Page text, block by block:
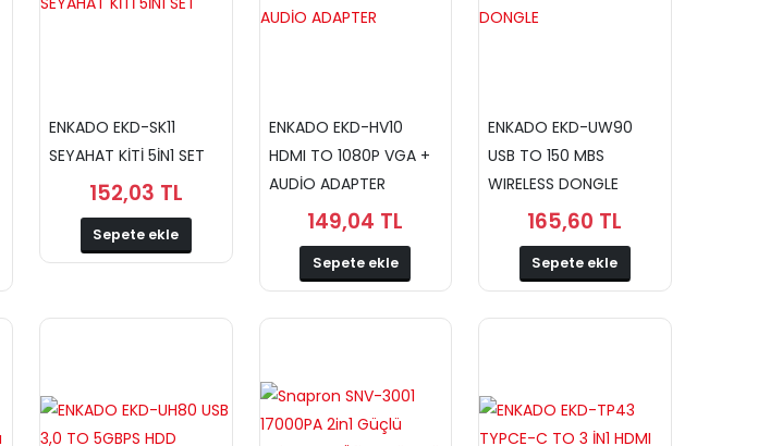
ENKADO EKD-SK11
SEYAHAT KİTİ 5İN1 SET
152,03 TL
Sepete ekle
ENKADO EKD-HV10
HDMI TO 1080P VGA +
AUDİO ADAPTER
149,04 TL
Sepete ekle
ENKADO EKD-UW90
USB TO 150 MBS
WIRELESS DONGLE
165,60 TL
Sepete ekle